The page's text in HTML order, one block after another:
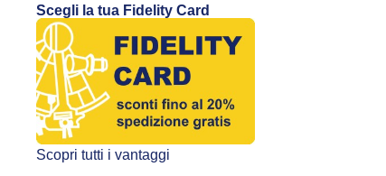
Scegli la tua Fidelity Card
Scopri tutti i vantaggi